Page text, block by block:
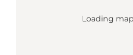
Loading